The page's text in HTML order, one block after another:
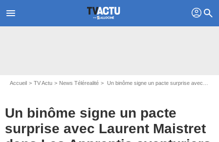
menu profil search
Accueil TV Actu News Télérealité Un binôme signe un pacte surprise avec Laurent Maistret dans Les Apprentis aventuriers ce jeudi 13 février !
Un binôme signe un pacte
surprise avec Laurent Maistret